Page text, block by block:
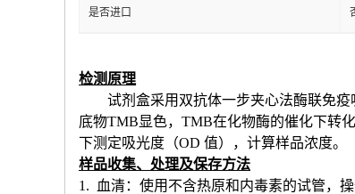
是否进口
检测原理
试剂盒采用双抗体一步夹心法酶联免疫
底物TMB显色，TMB在化物酶的催化下转
下测定吸光度（OD 值），计算样品浓度。
样品收集、处理及保存方法
1. 血清：使用不含热原和内毒素的试管，